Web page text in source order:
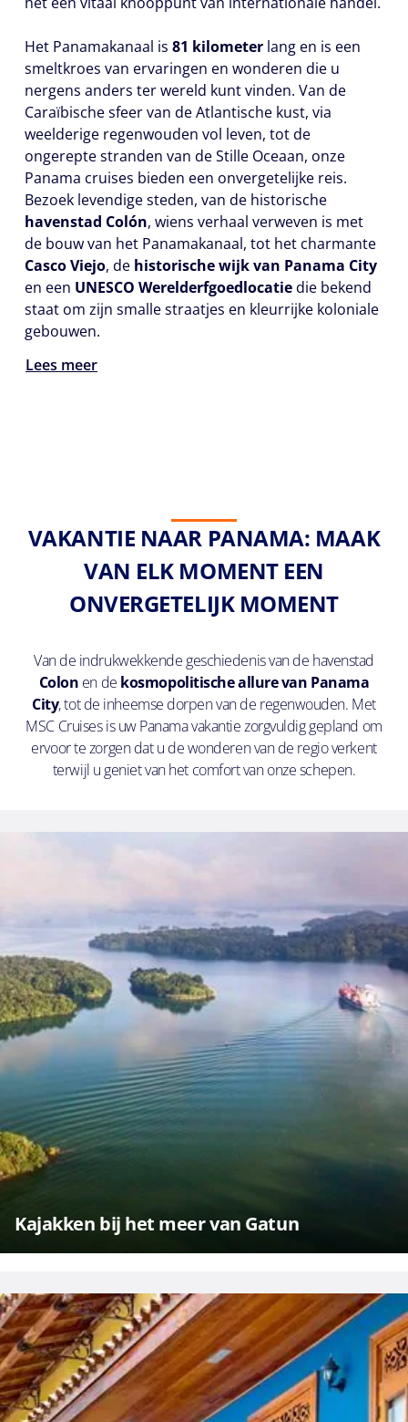
Het Panamakanaal is 81 kilometer lang en is een
smeltkroes van ervaringen en wonderen die u
nergens anders ter wereld kunt vinden. Van de
Caraïbische sfeer van de Atlantische kust, via
weelderige regenwouden vol leven, tot de
ongerepte stranden van de Stille Oceaan, onze
Panama cruises bieden een onvergetelijke reis.
Bezoek levendige steden, van de historische
havenstad Colón, wiens verhaal verweven is met
de bouw van het Panamakanaal, tot het charmante
Casco Viejo, de historische wijk van Panama City
en een UNESCO Werelderfgoedlocatiedie bekend
staat om zijn smalle straatjes en kleurrijke koloniale
gebouwen.
Lees meer
VAKANTIE NAAR PANAMA: MAAK
VAN ELK MOMENT EEN
ONVERGETELIJK MOMENT
Van de indrukwekkende geschiedenis van de havenstad
Colon en de kosmopolitische allure van Panama
City, tot de inheemse dorpen van de regenwouden. Met
MSC Cruises is uw Panama vakantie zorgvuldig gepland om
ervoor te zorgen dat u de wonderen van de regio verkent
terwijl u geniet van het comfort van onze schepen.
Kajakken bij het meer van Gatun